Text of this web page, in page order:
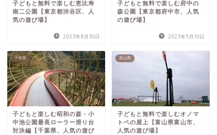
子どもと無料で楽しむ恵比寿
南二公園【東京都渋谷区、人
気の遊び場】
2023年8月30日
子どもと無料で楽しむ府中の
森公園【東京都府中市、人気
の遊び場】
2023年5月10日
千葉県
子どもと楽しむ昭和の森・小
中池公園最長ローラー滑り台
対決編【千葉県、人気の遊び
富山県
子どもと無料で楽しむオノマ
トペの屋上【富山県富山市、
人気の遊び場】